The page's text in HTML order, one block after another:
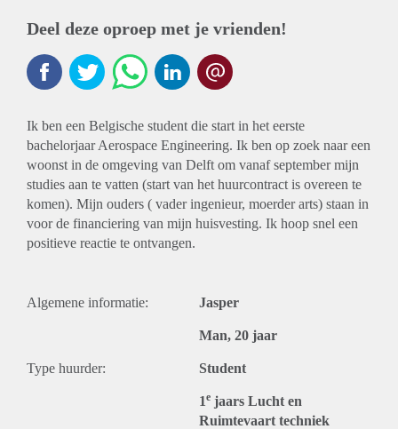
Deel deze oproep met je vrienden!
Ik ben een Belgische student die start in het eerste
bachelorjaar Aerospace Engineering. Ik ben op zoek naar een
woonst in de omgeving van Delft om vanaf september mijn
studies aan te vatten (start van het huurcontract is overeen te
komen). Mijn ouders ( vader ingenieur, moerder arts) staan in
voor de financiering van mijn huisvesting. Ik hoop snel een
positieve reactie te ontvangen.
Algemene informatie: Jasper
Man, 20 jaar
Type huurder: Student
1e jaars Lucht en
Ruimtevaart techniek